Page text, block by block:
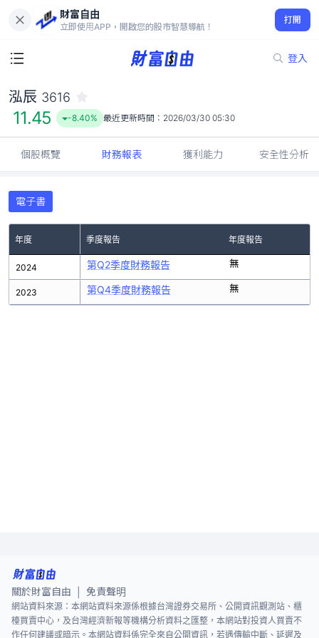
財富自由
立即使用APP，開啟您的股市智慧導航！
打開
登入
11.45
-8.40%
泓辰 3616
11.45 -8.40% 最近更新時間： 2026/03/30 05:30
個股概覽 財務報表 獲利能力 安全性分析
電子書
年度 季度報告 年度報告
2024
2023
第Q2季度財務報告 無
第Q4季度財務報告 無
關於財富自由 免責聲明
網站資料來源：本網站資料來源係根據台灣證券交易所、公開資訊觀測站、櫃
檯買賣中心，及台灣經濟新報等機構分析資料之匯整，本網站對投資人買賣不
作任何建議或暗示。本網站資料係完全來自公開資訊，若遇傳輸中斷、延遲及